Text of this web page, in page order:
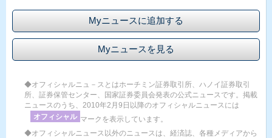
Myニュースに追加する
Myニュースを見る
◆オフィシャルニュ－スとはホーチミン証券取引所、ハノイ証券取引
所、証券保管センター、国家証券委員会発表の公式ニュースです。掲載
ニュースのうち、2010年2月9日以降のオフィシャルニュースには
オフィシャル マークを表示しています。
◆オフィシャルニュース以外のニュースは、経済誌、各種メディアから